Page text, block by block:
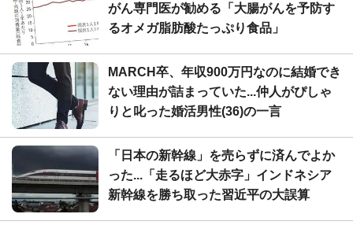
がん専門医が勧める「大腸がんを予防す
るオメガ脂肪酸たっぷり食品」
MARCH卒、年収900万円なのに結婚でき
ない理由が詰まっていた...仲人がぴしゃ
りと叱った婚活男性(36)の一言
「日本の新幹線」を売らずに済んでよか
った...「走るほど大赤字」インドネシア
新幹線を勝ち取った習近平の大誤算